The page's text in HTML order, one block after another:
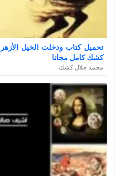
كشك كامل مجانا
محمد جلال كشك